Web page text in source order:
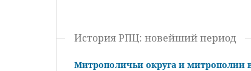
История РПЦ: новейший период
Митрополичьи округа и митрополии